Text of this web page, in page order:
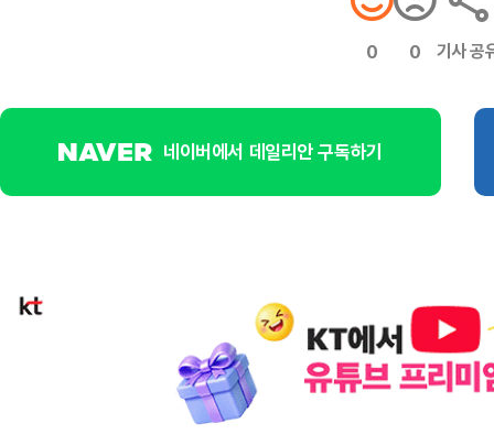
0 0 기사 공
네이버에서 데일리안 구독하기